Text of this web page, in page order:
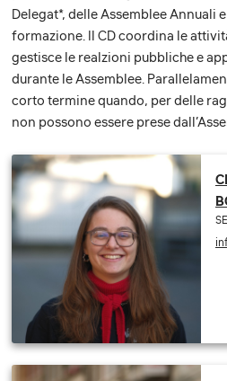
Delegat*, delle Assemblee Annuali
formazione. Il CD coordina le
gestisce le realzioni pubbliche e
durante le Assemblee.
corto termine quando, per delle
non possono essere prese